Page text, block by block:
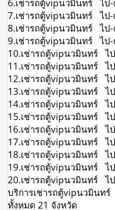
6.เช่ารถตู้vipนวมินทร์ ไป
7.เช่ารถตู้vipนวมินทร์ ไป-
8.เช่ารถตู้vipนวมินทร์ ไป
9.เช่ารถตู้vipนวมินทร์ ไป
10.เช่ารถตู้vipนวมินทร์ ไ
11.เช่ารถตู้vipนวมินทร์ ไ
12.เช่ารถตู้vipนวมินทร์ ไ
13.เช่ารถตู้vipนวมินทร์ ไ
14.เช่ารถตู้vipนวมินทร์ ไ
15.เช่ารถตู้vipนวมินทร์ ไ
16.เช่ารถตู้vipนวมินทร์ ไ
17.เช่ารถตู้vipนวมินทร์ ไ
18.เช่ารถตู้vipนวมินทร์ ไ
19.เช่ารถตู้vipนวมินทร์ ไ
20.เช่ารถตู้vipนวมินทร์ ไ
บริการเช่ารถตู้vipนวมินท
ทั้งหมด 21 จังหวัด